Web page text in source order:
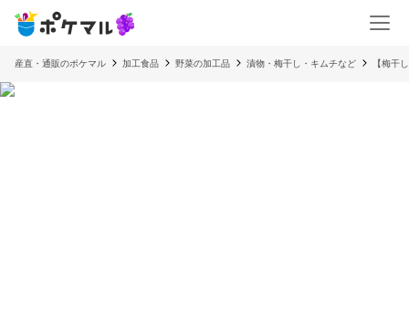
産直・通販のポケマル 加工食品 野菜の加工品 漬物・梅干し・キムチなど 【梅干